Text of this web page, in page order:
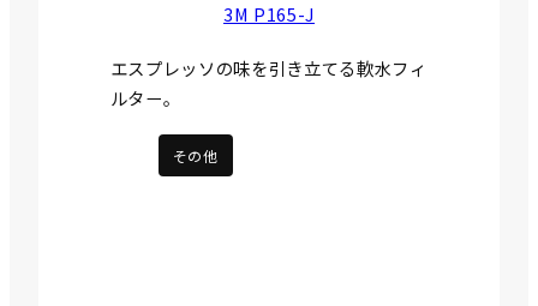
3M P165-J
エスプレッソの味を引き立てる軟水フィ
ルター。
その他